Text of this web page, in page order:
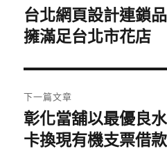
章
導
覽
上
一
文
章:
台北網頁設計連鎖
擁滿足台北市花店
下一篇文章
下
一
彰化當舖以最優良
卡換現有機支票借款